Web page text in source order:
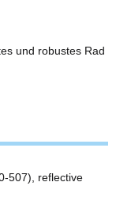
und robustes Rad
507), reflective